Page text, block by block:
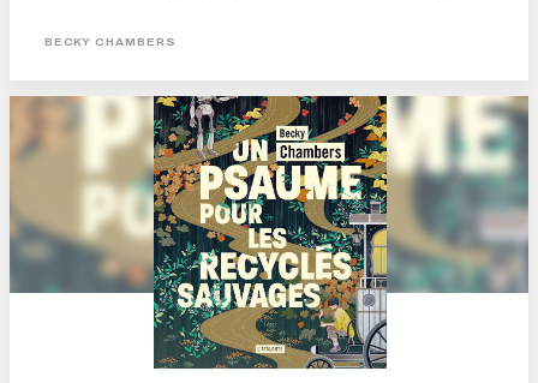
personnages broyés par des états totalitaires vous dépriment. Si l’actualité vous
fiction des années 70, eh bien, réjouissez-vous,...
BECKY CHAMBERS